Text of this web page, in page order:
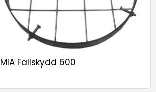
MIA Fallskydd 600